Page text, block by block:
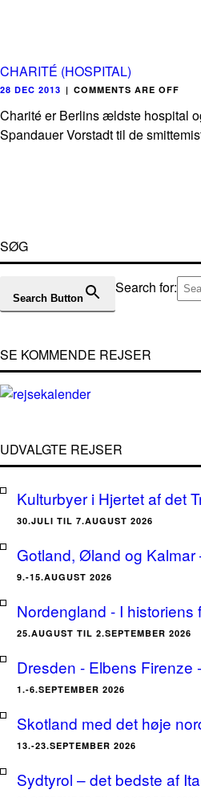
CHARITÉ (HOSPITAL)
28 DEC 2013 | COMMENTS ARE OFF
Charité er Berlins ældste hospital
Spandauer Vorstadt til de
SØG
Search for:
Search Button
SE KOMMENDE REJSER
UDVALGTE REJSER
Kulturbyer i Hjertet af det
30.JULI TIL 7.AUGUST 2026
Gotland, Øland og
9.-15.AUGUST 2026
Nordengland - I
25.AUGUST TIL 2.SEPTEMBER 2026
Dresden - Elbens
1.-6.SEPTEMBER 2026
Skotland med det høje
13.-23.SEPTEMBER 2026
Sydtyrol – det bedste af